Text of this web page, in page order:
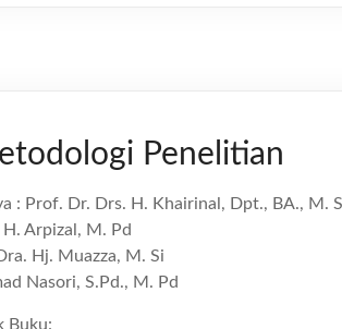
Penelitian
: Prof. Dr. Drs. H. Khairinal, Dpt., BA., M.
H. Arpizal, M. Pd
Hj. Muazza, M. Si
Nasori, S.Pd., M. Pd
Buku: